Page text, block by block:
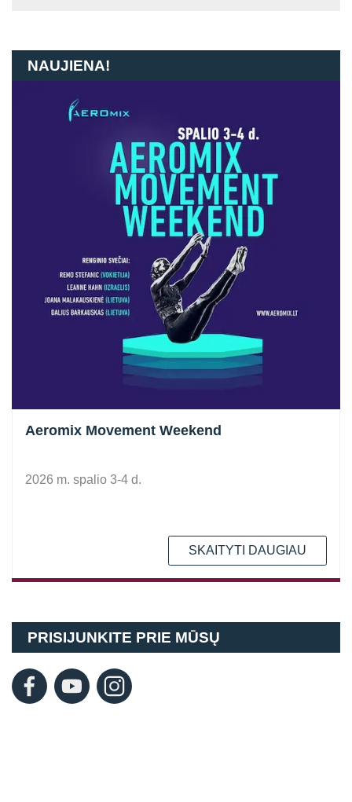
NAUJIENA!
Aeromix Movement Weekend
2026 m. spalio 3-4 d.
SKAITYTI DAUGIAU
PRISIJUNKITE PRIE MŪSŲ